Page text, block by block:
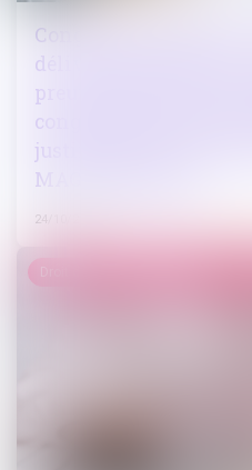
Congé pour motif réel
délivré par le bailleur :
preuve postérieurs à
congé peuvent être
justifier des intentions
MAG JURIDIQUE
24/10/2023